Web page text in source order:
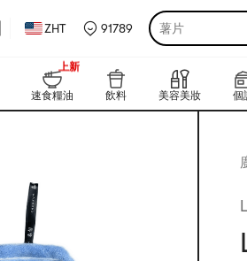
ZHT 91789 薯片
速食糧油
999+
飲料 美容美妝 個